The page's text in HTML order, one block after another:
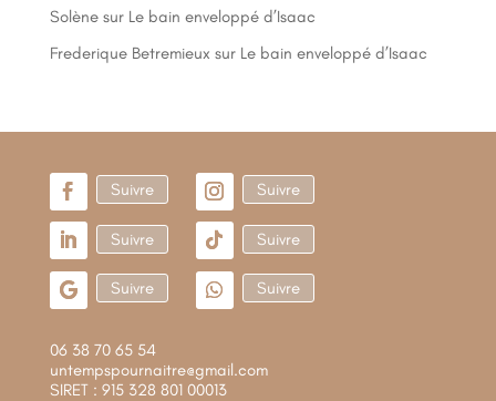
Solènesur Le bain enveloppé d’Isaac
Frederique Betremieux sur Le bain enveloppé d’Isaac
Suivre Suivre
Suivre Suivre
Suivre Suivre
06 38 70 65 54
untempspournaitre@gmail.com
SIRET : 915 328 801 00013